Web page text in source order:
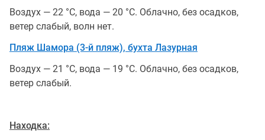
Воздух — 22 °С, вода — 20 °С. Облачно, без осадков,
ветер слабый, волн нет.
Пляж Шамора (3-й пляж), бухта Лазурная
Воздух — 21 °С, вода — 19 °С. Облачно, без осадков,
ветер слабый.
Находка: